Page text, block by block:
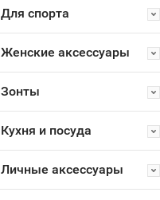
Для спорта
Женские аксессуары
Зонты
Кухня и посуда
Личные аксессуары